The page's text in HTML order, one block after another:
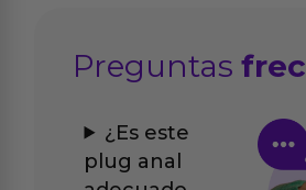
Preguntas
¿Es este
plug anal